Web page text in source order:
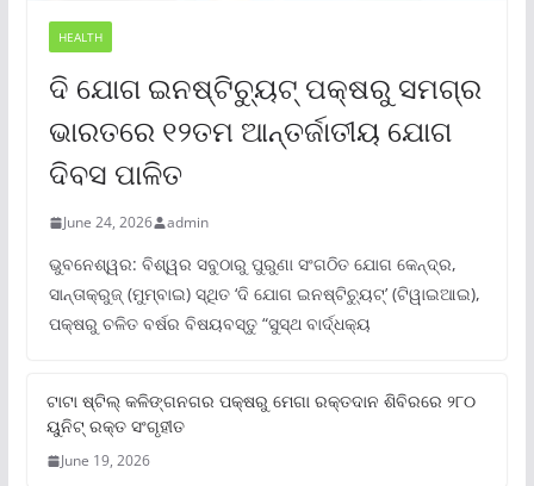
HEALTH
ଦି ଯୋଗ ଇନଷ୍ଟିଚ୍ୟୁଟ୍ ପକ୍ଷରୁ ସମଗ୍ର
ଭାରତରେ ୧୨ତମ ଆନ୍ତର୍ଜାତୀୟ ଯୋଗ
ଦିବସ ପାଳିତ
June 24, 2026 admin
ଭୁବନେଶ୍ୱର: ବିଶ୍ୱର ସବୁଠାରୁ ପୁରୁଣା ସଂଗଠିତ ଯୋଗ କେନ୍ଦ୍ର,
ସାନ୍ତାକ୍ରୁଜ୍ (ମୁମ୍ବାଇ) ସ୍ଥିତ ‘ଦି ଯୋଗ ଇନଷ୍ଟିଚ୍ୟୁଟ୍‌’ (ଟିୱାଇଆଇ),
ପକ୍ଷରୁ ଚଳିତ ବର୍ଷର ବିଷୟବସ୍ତୁ “ସୁସ୍ଥ ବାର୍ଦ୍ଧକ୍ୟ
ଟାଟା ଷ୍ଟିଲ୍‌ କଳିଙ୍ଗନଗର ପକ୍ଷରୁ ମେଗା ରକ୍ତଦାନ ଶିବିରରେ ୨୮୦
ୟୁନିଟ୍‌ ରକ୍ତ ସଂଗୃହୀତ
June 19, 2026